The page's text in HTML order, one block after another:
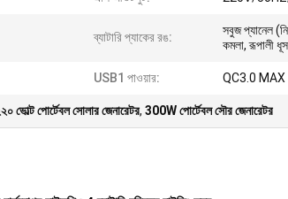
ব্যাটারি প্যাকের রঙ:
সবুজ প্যানেল
কমলা, রূপালী
USB1 পাওয়ার: QC3.0
ভোল্ট পোর্টেবল সোলার জেনারেটর, 300W পোর্টেবল সৌর জেনারেটর